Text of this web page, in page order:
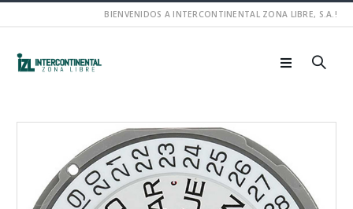
BIENVENIDOS A INTERCONTINENTAL ZONA LIBRE, S.A.!